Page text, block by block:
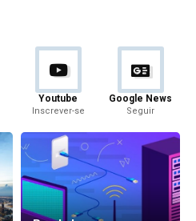
Youtube
Inscrever-se
Google News
Seguir